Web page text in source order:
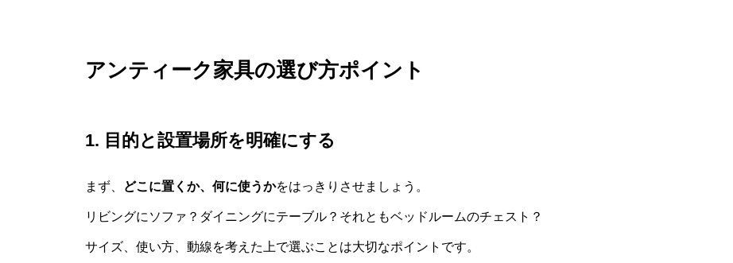
アンティーク家具の選び方ポイント
1. 目的と設置場所を明確にする
まず、 どこに置くか、何に使うかをはっきりさせましょう。
リビングにソファ？ダイニングにテーブル？それともベッドルームのチェスト？
サイズ、使い方、動線を考えた上で選ぶことは大切なポイントです。